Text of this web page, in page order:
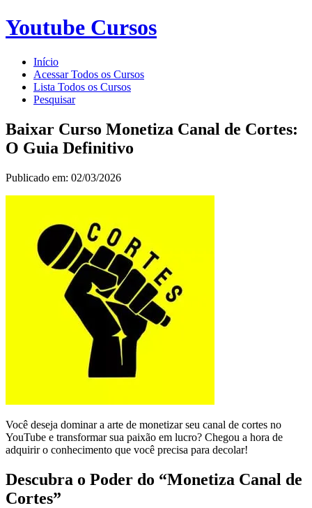
Youtube Cursos
Início
Acessar Todos os Cursos
Lista Todos os Cursos
Pesquisar
Baixar Curso Monetiza Canal de Cortes:
O Guia Definitivo
Publicado em: 02/03/2026
Você deseja dominar a arte de monetizar seu canal de cortes no
YouTube e transformar sua paixão em lucro? Chegou a hora de
adquirir o conhecimento que você precisa para decolar!
Descubra o Poder do “Monetiza Canal de
Cortes”